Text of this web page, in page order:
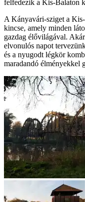
felfedezik a Kis-Balaton
A Kányavári-sziget a
kincse, amely minden
gazdag élővilágával.
elvonulós napot
és a nyugodt légkör
maradandó élményekkel